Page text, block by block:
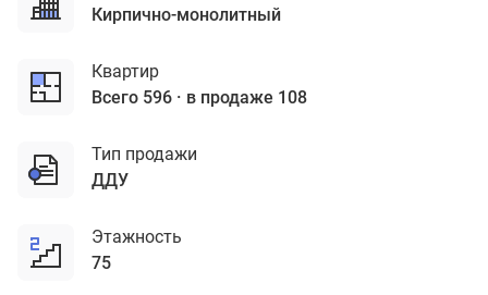
кирпично-монолитный
Квартир
Всего 596
в продаже 108
Тип продажи
ДДУ
Этажность
75